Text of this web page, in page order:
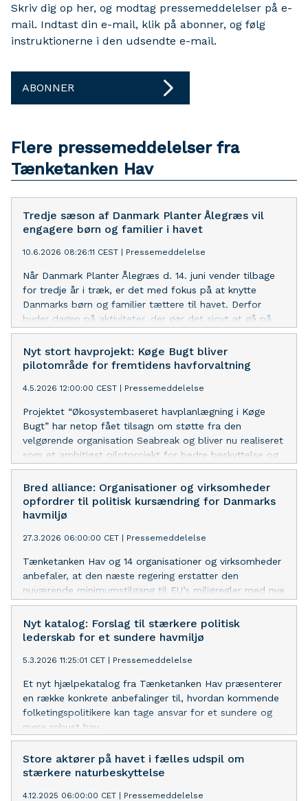
Skriv dig op her, og modtag pressemeddelelser på e-
mail. Indtast din e-mail, klik på abonner, og følg
instruktionerne i den udsendte e-mail.
ABONNER
Flere pressemeddelelser fra
Tænketanken Hav
Tredje sæson af Danmark Planter Ålegræs vil
engagere børn og familier i havet
10.6.2026 08:26:11 CEST | Pressemeddelelse
Når Danmark Planter Ålegræs d. 14. juni vender tilbage
for tredje år i træk, er det med fokus på at knytte
Danmarks børn og familier tættere til havet. Derfor
byder dagen på aktiviteter, der gør det sjovt at gå på
opdagelse i livet under overfladen. Arrangementet
afholdes af Tænketanken Hav og Syddansk Universitet
ved 28 lokaliteter landet over.
Nyt stort havprojekt: Køge Bugt bliver
pilotområde for fremtidens havforvaltning
4.5.2026 12:00:00 CEST | Pressemeddelelse
Projektet “Økosystembaseret havplanlægning i Køge
Bugt” har netop fået tilsagn om støtte fra den
velgørende organisation Seabreak og bliver nu realiseret
som et ambitiøst pilotprojekt for bedre beskyttelse og
forvaltning af havmiljøet.
Bred alliance: Organisationer og virksomheder
opfordrer til politisk kursændring for Danmarks
havmiljø
27.3.2026 06:00:00 CET | Pressemeddelelse
Tænketanken Hav og 14 organisationer og virksomheder
anbefaler, at den næste regering erstatter den
nuværende minimumstilgang til EU’s miljøregler med nye
ambitiøse principper, der kan bidrage til at sikre et
sundt hav omkring Danmark.
Nyt katalog: Forslag til stærkere politisk
lederskab for et sundere havmiljø
5.3.2026 11:25:01 CET | Pressemeddelelse
Et nyt hjælpekatalog fra Tænketanken Hav præsenterer
en række konkrete anbefalinger til, hvordan kommende
folketingspolitikere kan tage ansvar for et sundere og
mere robust hav.
Store aktører på havet i fælles udspil om
stærkere naturbeskyttelse
4.12.2025 06:00:00 CET | Pressemeddelelse